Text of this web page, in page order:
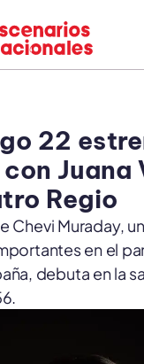
22
con Juana
Regio
Chevi Muraday,
en el
debuta en la